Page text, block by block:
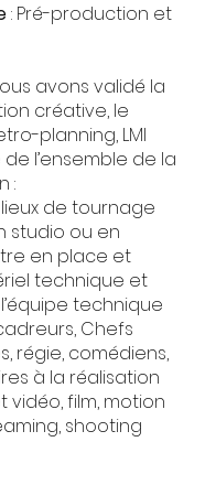
: Pré-production et
avons validé la
créative, le
planning, LMI
de l’ensemble de la
:
de tournage
studio ou en
en place et
technique et
technique
Chefs
régie, comédiens,
à la réalisation
film, motion
shooting